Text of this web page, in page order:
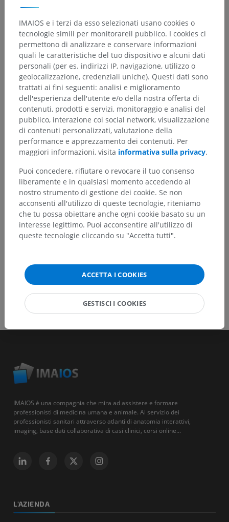
Fessura intradigastrica; Fessura antero-inferiore
Fessura secondaria
Traduzioni
Hai notato un errore?
Non esitare a suggerire una correzione, traduzione o
un miglioramento dei contenuti.
Segnala un problema
SCARICA L'APP
IMAIOS è una compagnia che mira ad assistere e formare
professionisti di medicina umana e animale. Al servizio dei
professionisti sanitari attraverso atlanti di anatomia interattivi,
imaging, base dati collaborativa di casi clinici, corsi online...
L'AZIENDA
IMAIOS e i terzi da esso selezionati usano cookies o
tecnologie simili per monitorareil pubblico. I cookies ci
permettono di analizzare e conservare informazioni
quali le caratteristiche del tuo dispositivo e alcuni dati
personali (per es. indirizzi IP, navigazione, utilizzo o
geolocalizzazione, credenziali uniche). Questi dati sono
trattati ai fini seguenti: analisi e miglioramento
dell'esperienza dell'utente e/o della nostra offerta di
contenuti, prodotti e servizi, monitoraggio e analisi del
pubblico, interazione coi social network, visualizzazione
di contenuti personalizzati, valutazione della
performance e apprezzamento dei contenuti. Per
maggiori informazioni, visita informativa sulla privacy.
Puoi concedere, rifiutare o revocare il tuo consenso
liberamente e in qualsiasi momento accedendo al
nostro strumento di gestione dei cookie. Se non
acconsenti all'utilizzo di queste tecnologie, riteniamo
che tu possa obiettare anche ogni cookie basato su un
interesse legittimo. Puoi acconsentire all'utilizzo di
queste tecnologie cliccando su "Accetta tutti".
ACCETTA I COOKIES
GESTISCI I COOKIES